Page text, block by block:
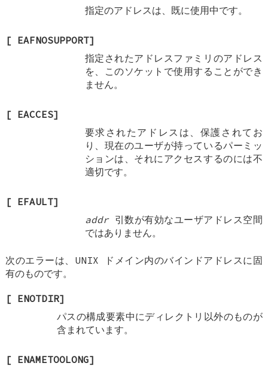
指定のアドレスは、既に使用中です。
[ EAFNOSUPPORT]
指定されたアドレスファミリのアドレス
を、このソケットで使用することができ
ません。
[ EACCES]
要求されたアドレスは、保護されてお
り、現在のユーザが持っているパーミッ
ションは、それにアクセスするのには不
適切です。
[ EFAULT]
addr引数が有効なユーザアドレス空間
ではありません。
次のエラーは、UNIX ドメイン内のバインドアドレスに固
有のものです。
[ ENOTDIR]
パスの構成要素中にディレクトリ以外のものが
含まれています。
[ ENAMETOOLONG]